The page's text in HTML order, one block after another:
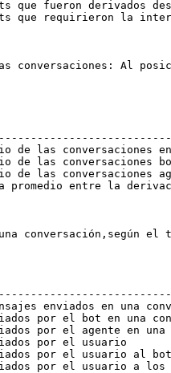
chats que fueron
requirieron la
conversaciones: Al
de las
de las conversaciones
de las conversaciones
promedio entre la
una conversación,según
enviados en una
por el bot en una
por el agente en una
por el usuario
por el usuario
por el usuario a